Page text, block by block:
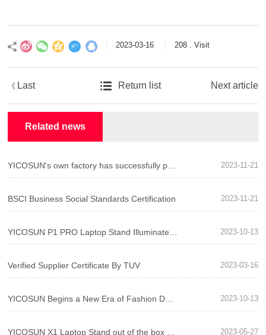
2023-03-16 208 . Visit
《 Last
article
Return list Next article
Related news
2023-11-21
BSCI Business Social Standards Certification 2023-11-21
2023-10-13
Verified Supplier Certificate By TUV 2023-03-16
2023-10-13
2023-05-27